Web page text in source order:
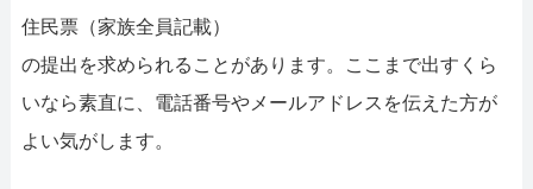
住民票（家族全員記載）
の提出を求められることがあります。ここまで出すくら
いなら素直に、電話番号やメールアドレスを伝えた方が
よい気がします。